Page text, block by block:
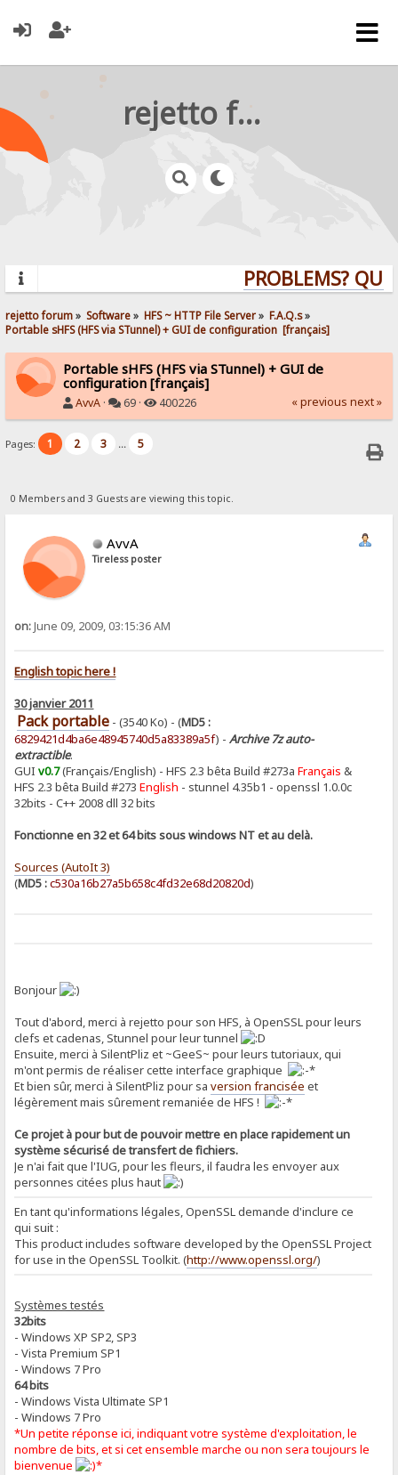
rejetto forum
PROBLEMS?
rejetto forum» Software» HFS ~ HTTP File Server» F.A.Q.s»
Portable sHFS (HFS via STunnel) + GUI de configuration  [français]
Portable sHFS (HFS via STunnel) + GUI de
configuration [français]
AvvA · 69 · 400226 « previous next »
Pages: 1 2 3 ... 5
0 Members and 3 Guests are viewing this topic.
AvvA
Tireless poster
on:June 09, 2009, 03:15:36 AM
English topic here !
30 janvier 2011
Pack portable - (3540 Ko) - (MD5 :
6829421d4ba6e48945740d5a83389a5f) -Archive 7z auto-
extractible.
GUIv0.7(Français/English) - HFS 2.3 bêta Build #273aFrançais &
HFS 2.3 bêta Build #273English - stunnel 4.35b1 - openssl 1.0.0c
32bits - C++ 2008 dll 32 bits
Fonctionne en 32 et 64 bits sous windows NT et au delà.
Sources (AutoIt 3)
(MD5 :c530a16b27a5b658c4fd32e68d20820d)
Bonjour
Tout d'abord, merci à rejetto pour son HFS, à OpenSSL pour leurs
clefs et cadenas, Stunnel pour leur tunnel
Ensuite, merci à SilentPliz et ~GeeS~ pour leurs tutoriaux, qui
m'ont permis de réaliser cette interface graphique
Et bien sûr, merci à SilentPliz pour saversion francisée et
légèrement mais sûrement remaniée de HFS !
Ce projet à pour but de pouvoir mettre en place rapidement un
système sécurisé de transfert de fichiers.
Je n'ai fait que l'IUG, pour les fleurs, il faudra les envoyer aux
personnes citées plus haut
En tant qu'informations légales, OpenSSL demande d'inclure ce
qui suit :
This product includes software developed by the OpenSSL Project
for use in the OpenSSL Toolkit. (http://www.openssl.org/)
Systèmes testés
32bits
- Windows XP SP2, SP3
- Vista Premium SP1
- Windows 7 Pro
64 bits
- Windows Vista Ultimate SP1
- Windows 7 Pro
*Un petite réponse ici, indiquant votre système d'exploitation, le
nombre de bits, et si cet ensemble marche ou non sera toujours le
bienvenue
*